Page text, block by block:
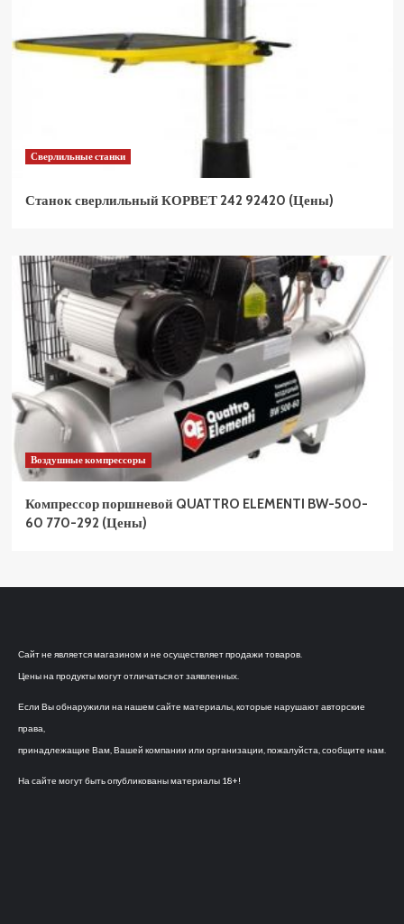
Сверлильные станки
Станок сверлильный КОРВЕТ 242 92420 (Цены)
Воздушные компрессоры
Компрессор поршневой QUATTRO ELEMENTI BW-500-
60 770-292 (Цены)
Сайт не является магазином и не осуществляет продажи товаров.
Цены на продукты могут отличаться от заявленных.
Если Вы обнаружили на нашем сайте материалы, которые нарушают авторские
права,
принадлежащие Вам, Вашей компании или организации, пожалуйста, сообщите нам.
На сайте могут быть опубликованы материалы 18+!